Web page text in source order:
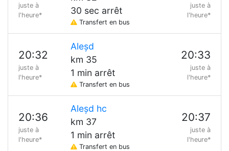
juste à
l'heure*
30 sec arrêt
Transfert en bus
juste à
l'heure*
20:32
juste à
l'heure*
Aleșd
km 35
1 min arrêt
Transfert en bus
20:33
juste à
l'heure*
20:36
juste à
l'heure*
Aleșd hc
km 37
1 min arrêt
Transfert en bus
20:37
juste à
l'heure*